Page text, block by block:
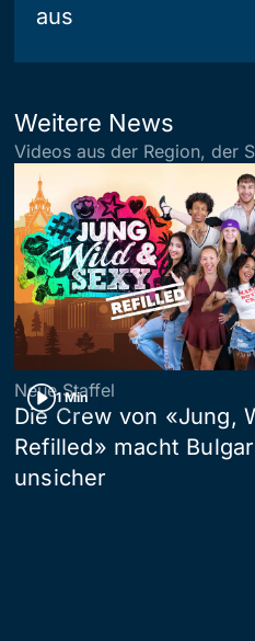
aus
Weitere News
Videos aus der Region, der
1 Min
Neue Staffel
Die Crew von «Jung,
Refilled» macht
unsicher